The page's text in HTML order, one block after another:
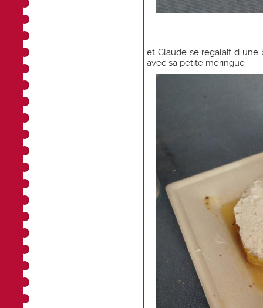
et Claude se régalait d une
avec sa petite meringue